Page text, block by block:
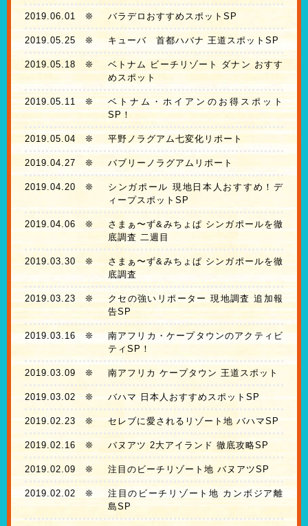
2019.06.01 ❊ バラデロおすすめスポットSP
2019.05.25 ❊ キューバ 首都ハバナ 王道スポットSP
2019.05.18 ❊
ベトナム ビーチリゾート ダナン おすす
めスポット
2019.05.11 ❊
ベトナム・ホイアンのお得スポット
SP！
2019.05.04 ❊ 平野ノラグアム七変化リポート
2019.04.27 ❊ バブリーノラグアムリポート
2019.04.20 ❊
シンガポール 現地日本人おすすめ！デ
ィープスポットSP
2019.04.06 ❊
さまぁ〜ず&みちょぱ シンガポールを徹
底調査 二週目
2019.03.30 ❊
さまぁ〜ず&みちょぱ シンガポールを徹
底調査
2019.03.23 ❊
クセの強いリポーター 現地調査 追加報
告SP
2019.03.16 ❊
南アフリカ・ケープタウンのアクティビ
ティSP！
2019.03.09 ❊ 南アフリカ ケープタウン 王道スポット
2019.03.02❊ バハマ 日本人おすすめスポットSP
2019.02.23 ❊ セレブに愛されるリゾート地 バハマSP
2019.02.16 ❊ バヌアツ 2大アイランド 徹底攻略SP
2019.02.09 ❊ 注目のビーチリゾート地 バヌアツSP
2019.02.02 ❊
注目のビーチリゾート地 カンボジア離
島SP